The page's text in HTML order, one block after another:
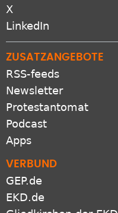
X
LinkedIn
ZUSATZANGEBOTE
RSS-feeds
Newsletter
Protestantomat
Podcast
Apps
VERBUND
GEP.de
EKD.de